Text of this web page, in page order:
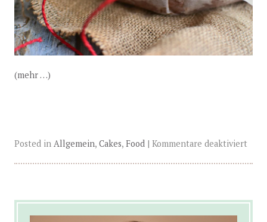
(mehr …)
Posted in Allgemein, Cakes, Food| Kommentare deaktiviert